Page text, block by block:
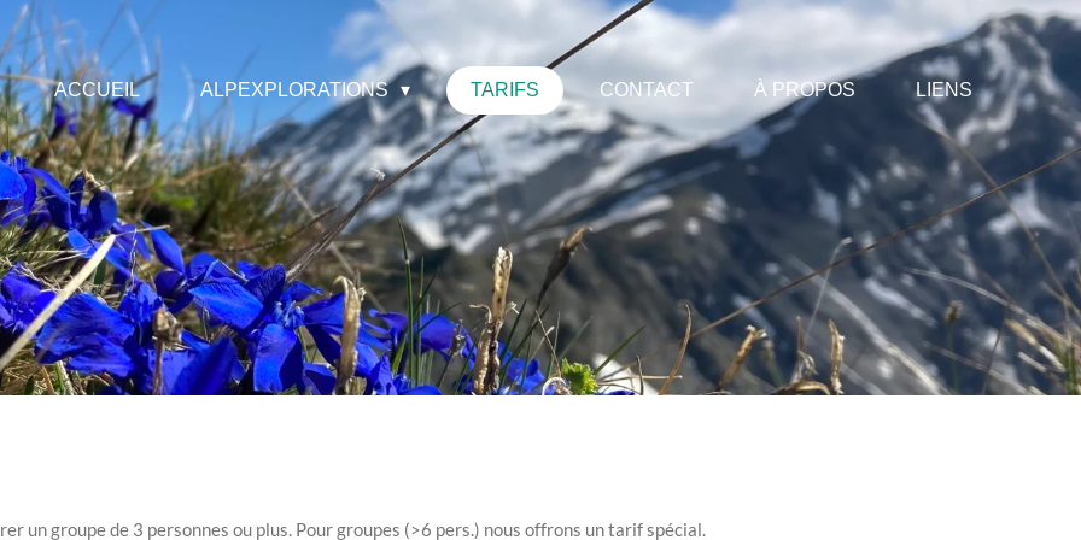
ACCUEIL ALPEXPLORATIONS TARIFS CONTACT À PROPOS LIENS
un groupe de 3 personnes ou plus. Pour groupes (>6 pers.) nous offrons un tarif spécial.